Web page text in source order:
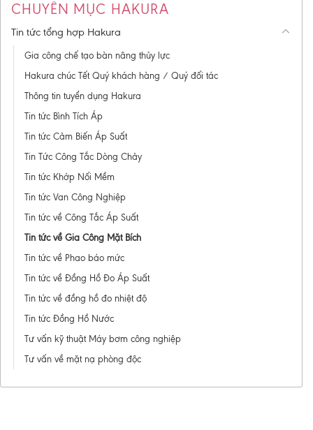
CHUYÊN MỤC HAKURA
Tin tức tổng hợp Hakura
Gia công chế tạo bàn nâng thủy lực
Hakura chúc Tết Quý khách hàng / Quý đối tác
Thông tin tuyển dụng Hakura
Tin tức Bình Tích Áp
Tin tức Cảm Biến Áp Suất
Tin Tức Công Tắc Dòng Chảy
Tin tức Khớp Nối Mềm
Tin tức Van Công Nghiệp
Tin tức về Công Tắc Áp Suất
Tin tức về Gia Công Mặt Bích
Tin tức về Phao báo mức
Tin tức về Đồng Hồ Đo Áp Suất
Tin tức về đồng hồ đo nhiệt độ
Tin tức Đồng Hồ Nước
Tư vấn kỹ thuật Máy bơm công nghiệp
Tư vấn về mặt nạ phòng độc